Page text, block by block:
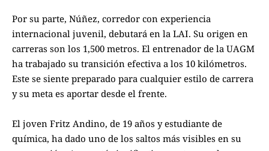
Por su parte, Núñez, corredor con experiencia
internacional juvenil, debutará en la LAI. Su origen en
carreras son los 1,500 metros. El entrenador de la UAGM
ha trabajado su transición efectiva a los 10 kilómetros.
Este se siente preparado para cualquier estilo de carrera
y su meta es aportar desde el frente.
El joven Fritz Andino, de 19 años y estudiante de
química, ha dado uno de los saltos más visibles en su